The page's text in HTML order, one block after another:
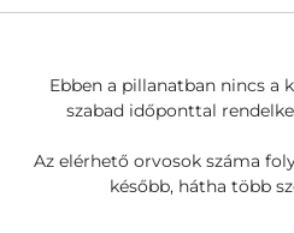
Ebben a pillanatban nincs a
szabad időponttal
Az elérhető orvosok száma
később, hátha több